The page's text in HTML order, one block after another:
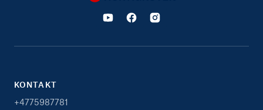
KONTAKT
+4775987781